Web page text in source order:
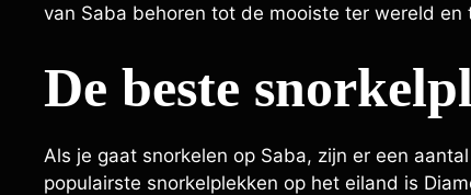
van Saba behoren tot de mooiste ter wereld
De beste
Als je gaat snorkelen op Saba, zijn er een
populairste snorkelplekken op het eiland is